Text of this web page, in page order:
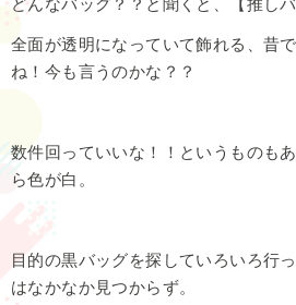
全面が透明になっていて飾れる、昔
ね！今も言うのかな？？
数件回っていいな！！というものも
ら色が白。
目的の黒バッグを探していろいろ行
はなかなか見つからず。